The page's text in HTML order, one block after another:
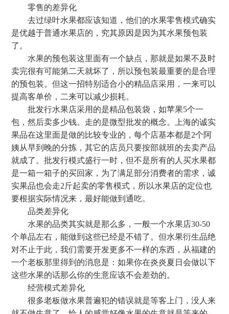
零售的差异化
去过绿叶水果都应该知道，他们的水果零售模式确实
是优越于普通水果店的，究其原因是因为其水果预包装
了。
水果的预包装这里面有一个缺点，那就是如果不及时
卖完很有可能第二天就坏了，所以预包装最重要的是合理
的预包装。但这一招特别适合小的精品店采用，一来可以
提高客单价，二来可以减少损耗。
批发行水果店采用的是精品包装袋，如苹果5个一
包，然后卖多少钱。走的是微型批发的概念。上海的诚实
果品在这里面是做的比较专业的，每个店基本都是2个阿
姨从早到晚的分拣，其它的店员只要按部就班的去卖产品
就成了。批发行模式盛行一时，但不是所有的人买水果都
是一箱一箱子的买回家，为了满足部分消费者的需求，诚
实果品也会走2斤起卖的零售模式，所以水果店的定位也
要根据实际情况来，最好能做到通吃。
品类差异化
水果的品类其实就是那么多，一般一个水果店30-50
个单品左右，能做到这些已经是不错了。但水果衍生品绝
对不止于此，我们需要开发更多不一样的东西，从福建的
一个老板那里得到的消息是：如果你在炎炎夏日会做以下
这些水果的话那么你的生意应该不会差劲的。
经营模式差异化
很多老板做水果普遍犯的错误就是等客上门，没人来